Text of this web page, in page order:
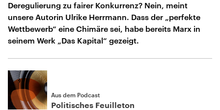
Deregulierung zu fairer Konkurrenz? Nein, meint
unsere Autorin Ulrike Herrmann. Dass der „perfekte
Wettbewerb“ eine Chimäre sei, habe bereits Marx in
seinem Werk „Das Kapital“ gezeigt.
Aus dem Podcast
Politisches Feuilleton